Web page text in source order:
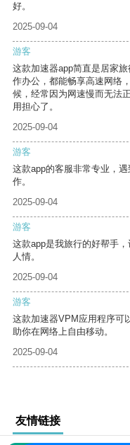
好。
2025-09-04
游客
这款加速器app简直是居家
作办公，都能畅享高速网络
候，经常因为网速慢而无法
用担心了。
2025-09-04
游客
这款app的客服非常专业，
作。
2025-09-04
游客
这款app是我旅行的好帮手
人情。
2025-09-04
游客
这款加速器VPM应用程序可
助你在网络上自由移动。
2025-09-04
友情链接